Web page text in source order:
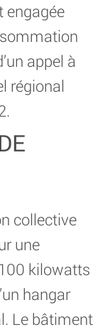
engagée
appel à
régional
collective
une
kilowatts
hangar
Le bâtiment